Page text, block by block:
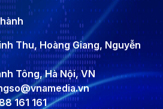
Thu, Hoàng Giang, Nguyễn
Tông, Hà Nội, VN
161 161